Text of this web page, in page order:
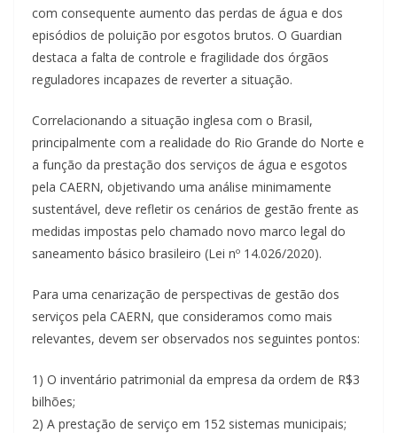
com consequente aumento das perdas de água e dos
episódios de poluição por esgotos brutos. O Guardian
destaca a falta de controle e fragilidade dos órgãos
reguladores incapazes de reverter a situação.
Correlacionando a situação inglesa com o Brasil,
principalmente com a realidade do Rio Grande do Norte e
a função da prestação dos serviços de água e esgotos
pela CAERN, objetivando uma análise minimamente
sustentável, deve refletir os cenários de gestão frente as
medidas impostas pelo chamado novo marco legal do
saneamento básico brasileiro (Lei nº 14.026/2020).
Para uma cenarização de perspectivas de gestão dos
serviços pela CAERN, que consideramos como mais
relevantes, devem ser observados nos seguintes pontos:
1) O inventário patrimonial da empresa da ordem de R$3
bilhões;
2) A prestação de serviço em 152 sistemas municipais;